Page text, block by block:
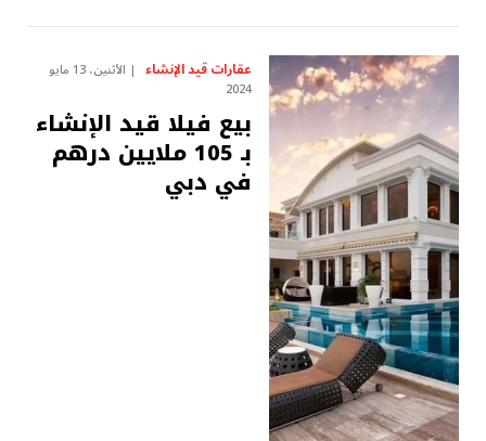
عقارات قيد الإنشاء الأثنين، 13 مايو
2024
بيع فيلا قيد الإنشاء
بـ 105 ملايين درهم
في دبي